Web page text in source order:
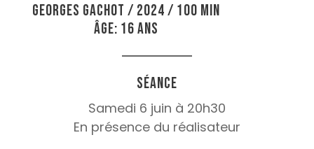
Georges Gachot / 2024 / 100 min
Âge: 16 ans
Séance
Samedi 6 juin à 20h30
En présence du réalisateur